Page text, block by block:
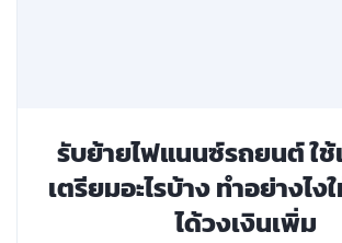
รับย้ายไฟแนนซ์รถยนต์ ใช้
เตรียมอะไรบ้าง ทำอย่างไง
ได้วงเงินเพิ่ม